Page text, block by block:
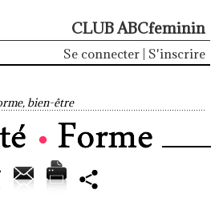
CLUB ABCfeminin
Se connecter S'inscrire
bien-être